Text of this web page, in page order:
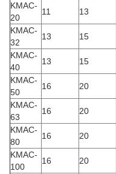
KMAC-
20
11 13
KMAC-
32
13 15
KMAC-
40
13 15
KMAC-
50
16 20
KMAC-
63
16 20
KMAC-
80
16 20
KMAC-
100
16 20